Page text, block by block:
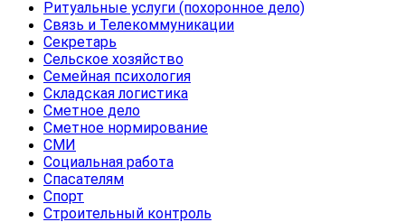
Ритуальные услуги (похоронное дело)
Связь и Телекоммуникации
Секретарь
Сельское хозяйство
Семейная психология
Складская логистика
Сметное дело
Сметное нормирование
СМИ
Социальная работа
Спасателям
Спорт
Строительный контроль